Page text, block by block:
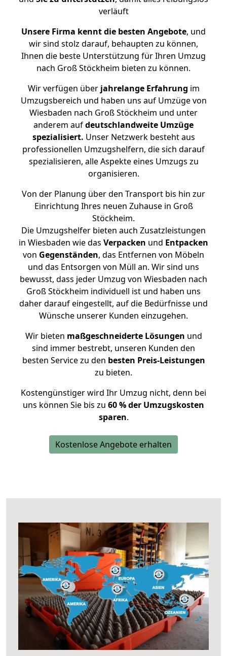
verläuft
Unsere Firma kennt die besten Angebote, und
wir sind stolz darauf, behaupten zu können,
Ihnen die beste Unterstützung für Ihren Umzug
nach Groß Stöckheim bieten zu können.
Wir verfügen überjahrelange Erfahrung im
Umzugsbereich und haben uns auf Umzüge von
Wiesbaden nach Groß Stöckheim und unter
anderem aufdeutschlandweite Umzüge
spezialisiert. Unser Netzwerk besteht aus
professionellen Umzugshelfern, die sich darauf
spezialisieren, alle Aspekte eines Umzugs zu
organisieren.
Von der Planung über den Transport bis hin zur
Einrichtung Ihres neuen Zuhause in Groß
Stöckheim.
Die Umzugshelfer bieten auch Zusatzleistungen
in Wiesbaden wie das Verpacken und Entpacken
von Gegenständen, das Entfernen von Möbeln
und das Entsorgen von Müll an. Wir sind uns
bewusst, dass jeder Umzug von Wiesbaden nach
Groß Stöckheim individuell ist und haben uns
daher darauf eingestellt, auf die Bedürfnisse und
Wünsche unserer Kunden einzugehen.
Wir bieten maßgeschneiderte Lösungen und
sind immer bestrebt, unseren Kunden den
besten Service zu den besten Preis-Leistungen
zu bieten.
Kostengünstiger wird Ihr Umzug nicht, denn bei
uns können Sie bis zu 60 % der Umzugskosten
sparen.
Kostenlose Angebote erhalten